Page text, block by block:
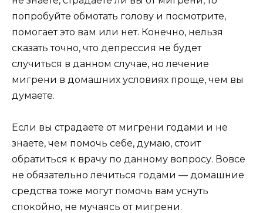
попробуйте обмотать голову и посмотрите,
помогает это вам или нет. Конечно, нельзя
сказать точно, что депрессия не будет
случиться в данном случае, но лечение
мигрени в домашних условиях проще, чем вы
думаете.
Если вы страдаете от мигрени годами и не
знаете, чем помочь себе, думаю, стоит
обратиться к врачу по данному вопросу. Вовсе
не обязательно лечиться годами — домашние
средства тоже могут помочь вам уснуть
спокойно, не мучаясь от мигрени.